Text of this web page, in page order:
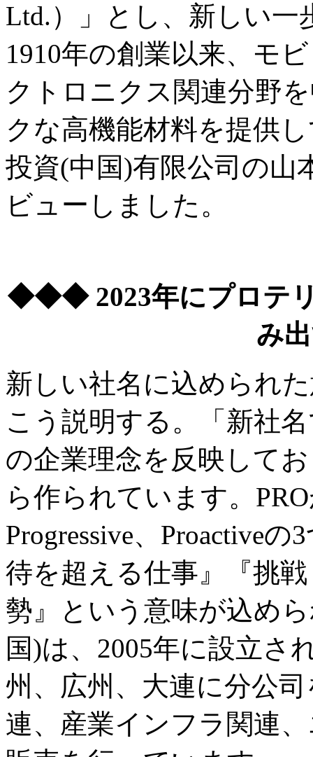
Ltd.）」とし、新しい一
1910年の創業以来、モ
クトロニクス関連分野
クな高機能材料を提供
投資(中国)有限公司の山
ビューしました。
◆◆◆ 2023年にプロテ
み
新しい社名に込められ
こう説明する。「新社
の企業理念を反映してお
ら作られています。
Progressive、Proactive
待を超える仕事』『挑
勢』という意味が込め
国)は、2005年に設立さ
州、広州、大連に分公
連、産業インフラ関連